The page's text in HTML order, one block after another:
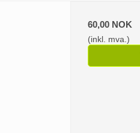
60,00 NOK
(inkl. mva.)